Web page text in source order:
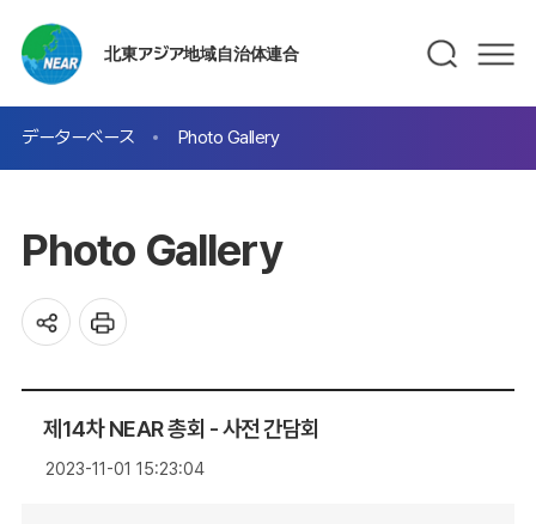
北東アジア地域自治体連合
データーベース Photo Gallery
Photo Gallery
제14차 NEAR 총회 - 사전 간담회
2023-11-01 15:23:04